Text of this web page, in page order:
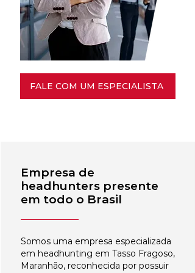
FALE COM UM ESPECIALISTA
Empresa de
headhunters presente
em todo o Brasil
Somos uma empresa especializada
em headhunting em Tasso Fragoso,
Maranhão, reconhecida por possuir